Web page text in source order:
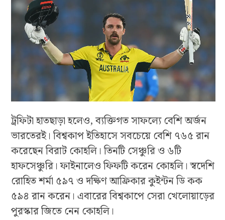
ট্রফিটা হাতছাড়া হলেও, ব্যক্তিগত সাফল্যে বেশি অর্জন
ভারতেরই। বিশ্বকাপ ইতিহাসে সবচেয়ে বেশি ৭৬৫ রান
করেছেন বিরাট কোহলি। তিনটি সেঞ্চুরি ও ৬টি
হাফসেঞ্চুরি। ফাইনালেও ফিফটি করেন কোহলি। স্বদেশি
রোহিত শর্মা ৫৯৭ ও দক্ষিণ আফ্রিকার কুইন্টন ডি কক
৫৯৪ রান করেন। এবারের বিশ্বকাপে সেরা খেলোয়াড়ের
পুরস্কার জিতে নেন কোহলি।